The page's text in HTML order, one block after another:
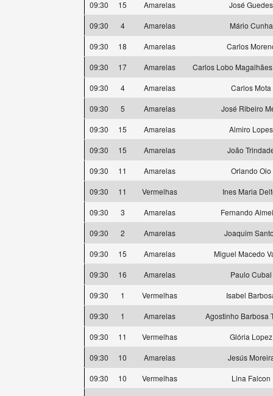
09:30
15 Amarelas
José Guedes
09:30
4 Amarelas
Mário Cunha
09:30
18 Amarelas
Carlos
09:30
17 Amarelas
Carlos Lobo
09:30
4 Amarelas
Carlos Mota
09:30
5 Amarelas
José Ribeiro
09:30
15 Amarelas
Almiro Lopes
09:30
15 Amarelas
João
09:30
11 Amarelas
Orlando Oio
09:30
11 Vermelhas
Ines Maria
09:30
3 Amarelas
Fernando
09:30
2 Amarelas
Joaquim
09:30
15 Amarelas
Miguel Macedo
09:30
16 Amarelas
Paulo Cubal
09:30
1 Vermelhas
Isabel
09:30
1 Amarelas
Agostinho Barbosa
09:30
11 Vermelhas
Glória Lopez
09:30
10 Amarelas
Jesús
09:30
10 Vermelhas
Lina Falcon